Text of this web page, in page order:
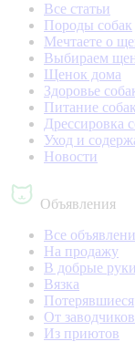
Все статьи
Породы собак
Мечтаете о
Выбираем
Щенок дома
Здоровье
Питание собак
Дрессировка
Уход и
Новости
Объявления
Все
На продажу
В добрые руки
Вязка
Потерявшиеся
От заводчиков
Из приютов